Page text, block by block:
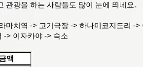
관광을 하는 사람들도 많이 눈에 띄네요.
마치역 -> 고기극장 -> 하나미코지도리 -
-> 이자카야 -> 숙소
금액